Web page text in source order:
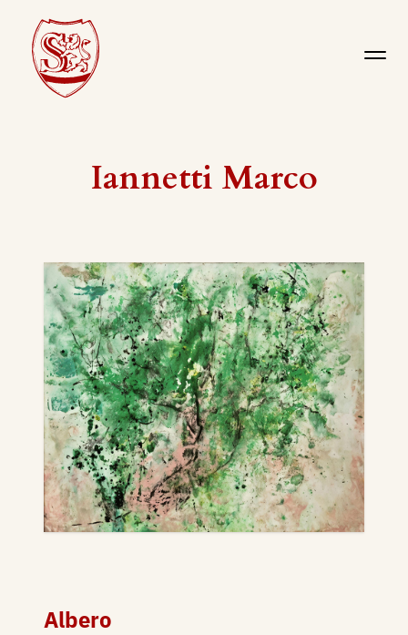
Iannetti Marco
Albero